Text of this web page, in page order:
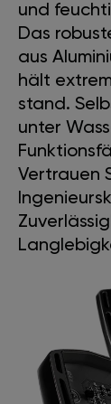
und
Das
aus
hält
stand.
unter
Vertrauen